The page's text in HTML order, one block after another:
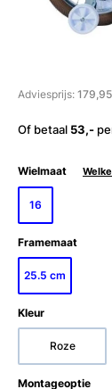
Adviesprijs: 179,95
Of betaal53,-
Wielmaat
16
Framemaat
25.5 cm
Kleur
Roze
Montageoptie